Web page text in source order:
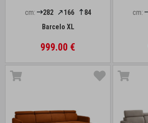
cm: 282 166
84
Barcelo XL
999.00 €
cm: